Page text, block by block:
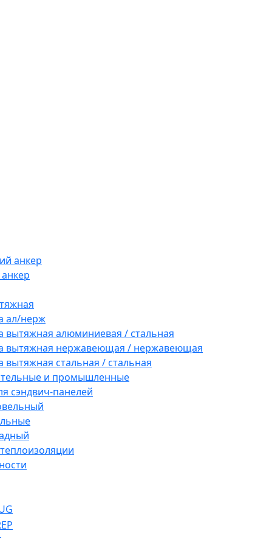
анкер
ал/нерж
вытяжная алюминиевая / стальная
вытяжная нержавеющая / нержавеющая
вытяжная стальная / стальная
и промышленные
сэндвич-панелей